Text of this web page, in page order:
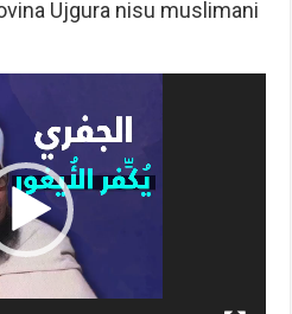
Ujgura nisu muslimani